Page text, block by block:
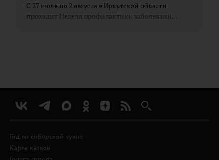
С 27 июля по 2 августа в Иркутской области
проходит Неделя профилактики заболевани...
Гид по сибирской кухне
Карта катков